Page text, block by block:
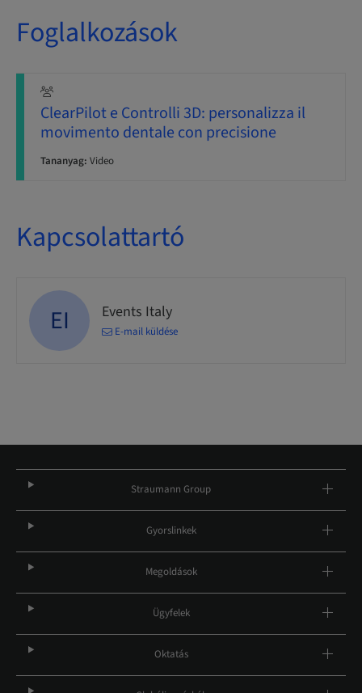
Foglalkozások
ClearPilot e Controlli 3D: personalizza il
movimento dentale con precisione
Tananyag: Video
Kapcsolattartó
EI Events Italy
E-mail küldése
Straumann Group
Gyorslinkek
Megoldások
Ügyfelek
Oktatás